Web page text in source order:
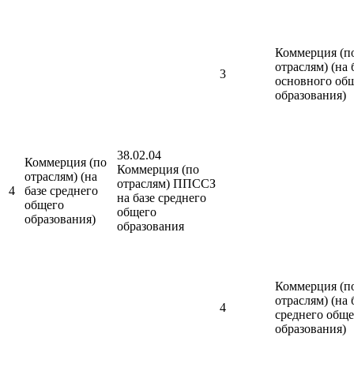
3
Коммерция
отраслям) (на
основного
образования)
4
Коммерция (по
отраслям) (на
базе среднего
общего
образования)
38.02.04
Коммерция (по
отраслям) ППССЗ
на базе среднего
общего
образования
4
Коммерция
отраслям) (на
среднего
образования)